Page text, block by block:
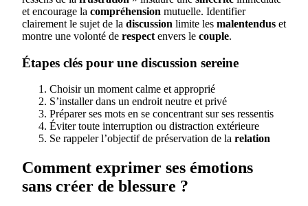
et encourage la compréhension mutuelle. Identifier
clairement le sujet de la discussion limite les malentendus et
montre une volonté de respect envers le couple.
Étapes clés pour une discussion sereine
Choisir un moment calme et approprié
S’installer dans un endroit neutre et privé
Préparer ses mots en se concentrant sur ses ressentis
Éviter toute interruption ou distraction extérieure
Se rappeler l’objectif de préservation de la relation
Comment exprimer ses émotions
sans créer de blessure ?